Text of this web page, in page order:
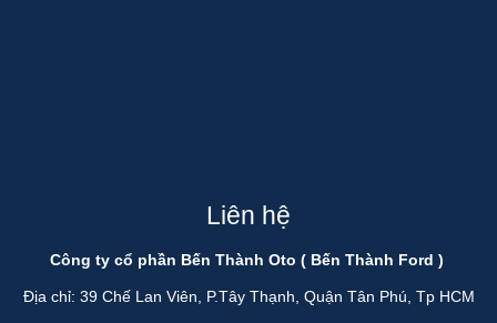
Liên hệ
Công ty cổ phần Bến Thành Oto ( Bến Thành Ford )
Địa chỉ: 39 Chế Lan Viên, P.Tây Thạnh, Quận Tân Phú, Tp HCM